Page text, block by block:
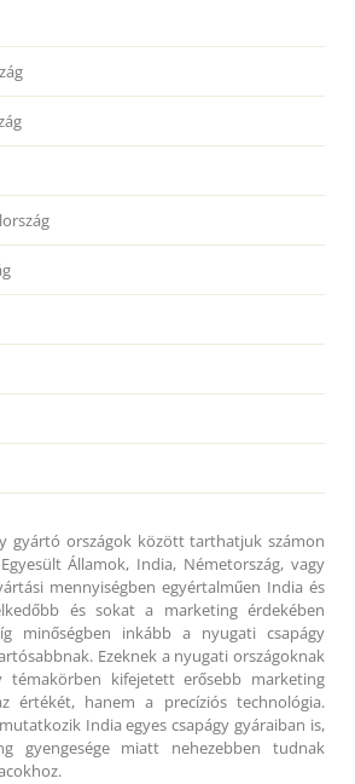
gyártó országok között tarthatjuk számon
Államok, India, Németország, vagy
mennyiségben egyértalműen India és
és sokat a marketing érdekében
minőségben inkább a nyugati csapágy
Ezeknek a nyugati országoknak
témakörben kifejetett erősebb marketing
értékét, hanem a precíziós technológia.
India egyes csapágy gyáraiban is,
gyengesége miatt nehezebben tudnak